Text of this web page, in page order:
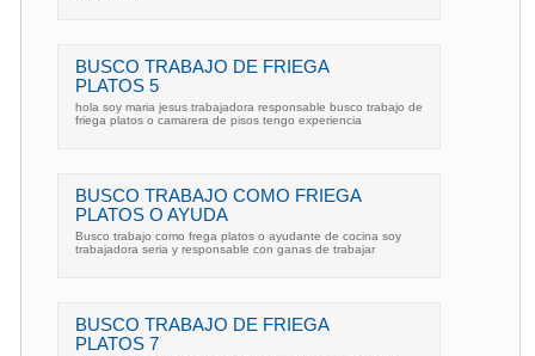
BUSCO TRABAJO DE FRIEGA
PLATOS 5
hola soy maria jesus trabajadora responsable busco trabajo de
friega platos o camarera de pisos tengo experiencia
BUSCO TRABAJO COMO FRIEGA
PLATOS O AYUDA
Busco trabajo como frega platos o ayudante de cocina soy
trabajadora seria y responsable con ganas de trabajar
BUSCO TRABAJO DE FRIEGA
PLATOS 7